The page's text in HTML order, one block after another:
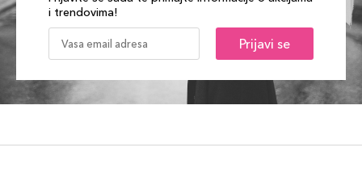
i trendovima!
Prijavi se